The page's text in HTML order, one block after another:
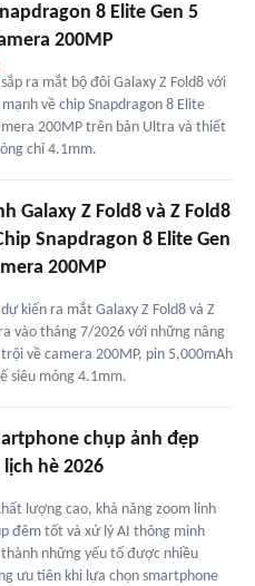
8 Elite Gen 5
200MP
ra mắt bộ đôi Galaxy Z Fold8 với
về chip Snapdragon 8 Elite
200MP trên bản Ultra và thiết
chỉ 4.1mm.
Galaxy Z Fold8 và Z Fold8
Snapdragon 8 Elite Gen
200MP
kiến ra mắt Galaxy Z Fold8 và Z
vào tháng 7/2026 với những nâng
về camera 200MP, pin 5,000mAh
siêu mỏng 4.1mm.
chụp ảnh đẹp
hè 2026
lượng cao, khả năng zoom linh
đêm tốt và xử lý AI thông minh
những yếu tố được nhiều
ưu tiên khi lựa chọn smartphone